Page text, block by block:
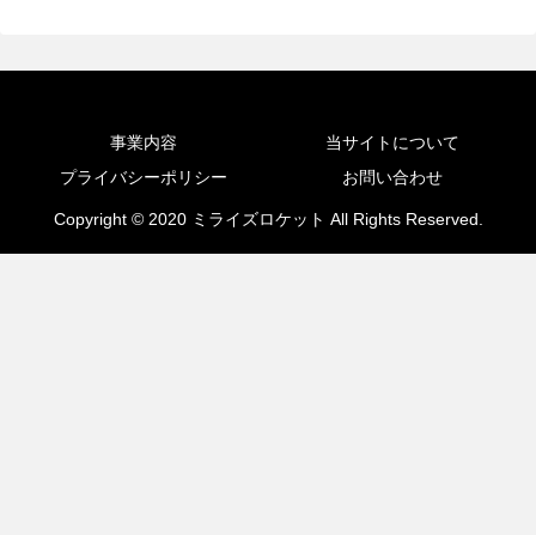
事業内容
当サイトについて
プライバシーポリシー
お問い合わせ
Copyright © 2020 ミライズロケット All Rights Reserved.